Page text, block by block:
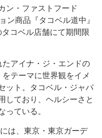
ン・ファストフード
ン商品『タコベル道中』
コベル店舗にて期間限
アイナ・ジ・エンドの
テーマに世界観をイメ
ット。タコベル・ジャパ
しており、ヘルシーさと
っている。
は、東京・東京ガーデ